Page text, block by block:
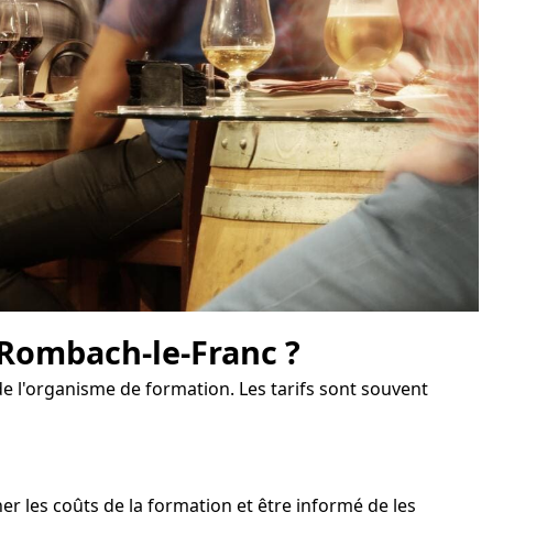
le-Franc ?
l'organisme de formation. Les tarifs sont souvent
les coûts de la formation et être informé de les